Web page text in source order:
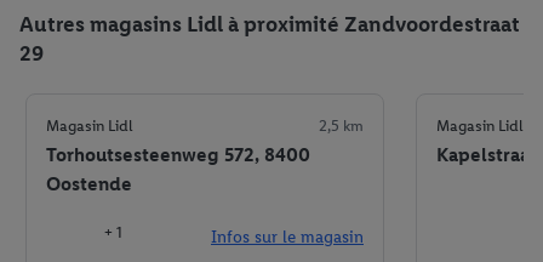
Autres magasins Lidl à proximité Zandvoordestraat
29
Magasin Lidl 2,5 km
Torhoutsesteenweg 572, 8400
Oostende
+ 1 Infos sur le magasin
Magasin Lidl
Kapelstraat